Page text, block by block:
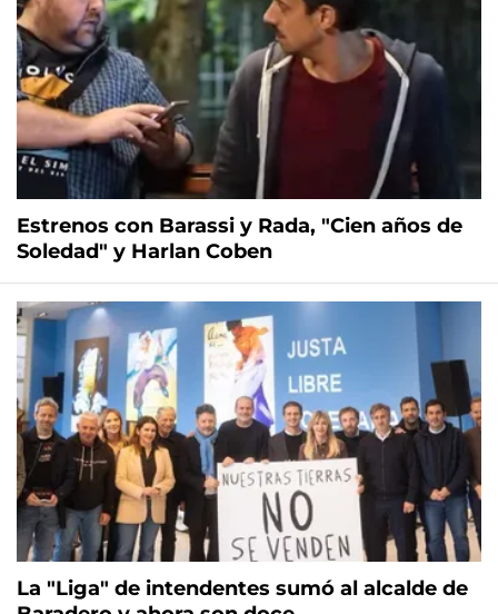
Estrenos con Barassi y Rada, "Cien años de
Soledad" y Harlan Coben
La "Liga" de intendentes sumó al alcalde de